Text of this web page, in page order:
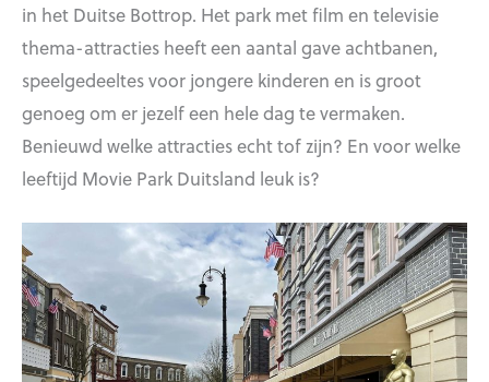
in het Duitse Bottrop. Het park met film en televisie
thema-attracties heeft een aantal gave achtbanen,
speelgedeeltes voor jongere kinderen en is groot
genoeg om er jezelf een hele dag te vermaken.
Benieuwd welke attracties echt tof zijn? En voor welke
leeftijd Movie Park Duitsland leuk is?